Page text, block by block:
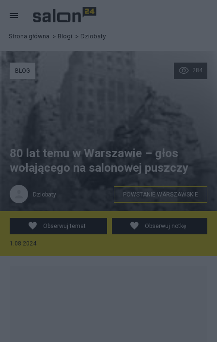
Strona główna Blogi Dziobaty
Z Internetu
284
BLOG
80 lat temu w Warszawie – głos
wołającego na salonowej puszczy
Dziobaty POWSTANIE WARSZAWSKIE
Obserwuj temat Obserwuj notkę
1.08.2024